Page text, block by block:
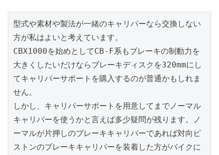
型式や素材や製法が一緒のキャリパーなら交換しない
方が私はよいと考えています。
CBX1000を始めとしてCB-F系もブレーキの制動力を
大きくしたいだけならブレーキディスクを320mmにし
てキャリパーサポートを購入するのが普通かもしれま
せん。
しかし、キャリパーサポートを用意してまでノーマル
キャリパーを使うかと言えば多少疑問が残ります。ノ
ーマルが片押しのブレーキキャリパーであれば対向ピ
ストンのブレーキキャリパーを装着した方がバイクに